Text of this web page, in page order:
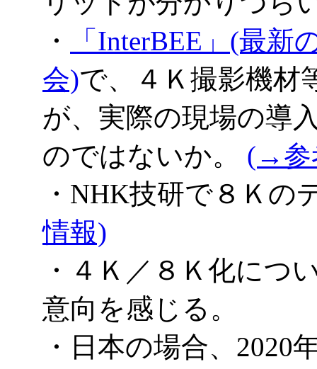
・
「InterBEE」(最新
会)で、４Ｋ撮影機材
が、実際の現場の導
のではないか。 (→参
・NHK技研で８Ｋの
情報)
・４Ｋ／８Ｋ化につ
意向を感じる。
・日本の場合、2020